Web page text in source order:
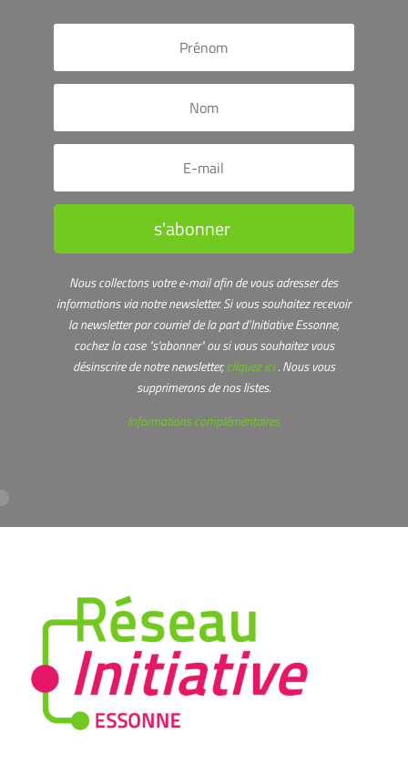
s'abonner
Nous collectons votre e-mail afin de vous adresser des
informations via notre newsletter.Si vous souhaitez recevoir
la newsletter par courriel de la part d’Initiative Essonne,
cochez la case "s'abonner" ou si vous souhaitez vous
désinscrire de notre newsletter,cliquez ici. Nous vous
supprimerons de nos listes.
Informations complémentaires